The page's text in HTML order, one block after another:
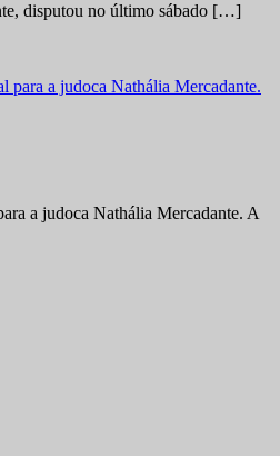
disputou no último sábado […]
a judoca Nathália Mercadante. A